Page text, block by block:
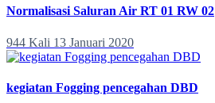
Normalisasi Saluran Air RT 01 RW 02
944 Kali 13 Januari 2020
kegiatan Fogging pencegahan DBD